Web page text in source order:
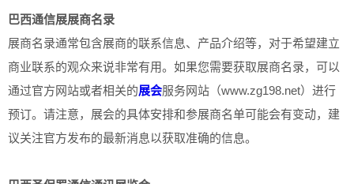
巴西通信展展商名录
展商名录通常包含展商的联系信息、产品介绍等，对于希望建立
商业联系的观众来说非常有用。如果您需要获取展商名录，可以
通过官方网站或者相关的展会服务网站（www.zg198.net）进行
预订。请注意，展会的具体安排和参展商名单可能会有变动，建
议关注官方发布的最新消息以获取准确的信息。